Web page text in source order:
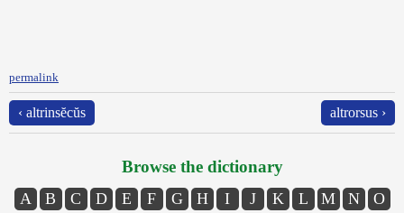
permalink
‹ altrinsĕcŭs altrorsus ›
Browse the dictionary
A B C D E F G H I J K L M N
O